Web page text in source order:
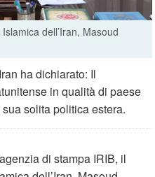
dell’Iran, Masoud
ha dichiarato: Il
in qualità di paese
solita politica estera.
di stampa IRIB, il